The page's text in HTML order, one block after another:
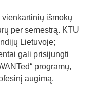
išmokų
per semestrą. KTU
Lietuvoje;
gali prisijungti
programų,
augimą.